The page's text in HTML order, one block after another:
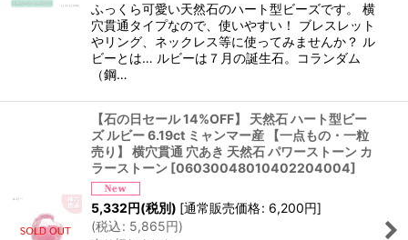
ふっくら可愛い天然石のハート型ビーズです。 横
穴貫通タイプなので、使いやすい！ ブレスレット
やリング、ネックレス等に使ってみませんか？ ル
ビーとは… ルビーは７月の誕生石。コランダム
（鋼…
【石の日セール 14%OFF】 天然石 ハート型ビー
ズ ルビー 6.19ct ミャンマー産 【一点もの・一粒
売り】 横穴貫通 穴あき 天然石 パワーストーン カ
ラーストーン [06030048010402204004]
5,332円(税別) [通常販売価格: 6,200円]
(税込: 5,865円)